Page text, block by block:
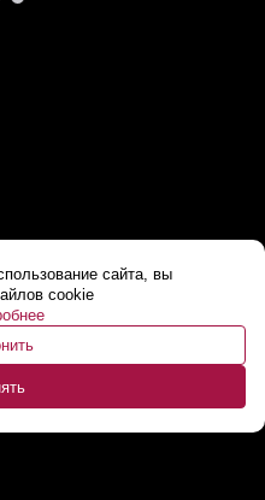
сайта, вы
cookieНЕТ другого
ветеранам!...